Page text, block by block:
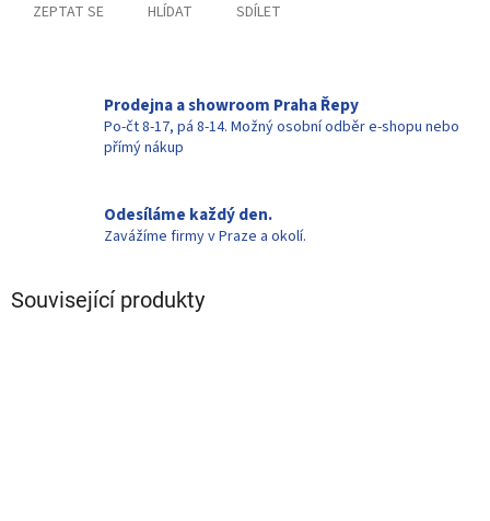
ZEPTAT SE HLÍDAT SDÍLET
Prodejna a showroom Praha Řepy
Po-čt 8-17, pá 8-14. Možný osobní odběr e-shopu nebo
přímý nákup
Odesíláme každý den.
Zavážíme firmy v Praze a okolí.
Související produkty